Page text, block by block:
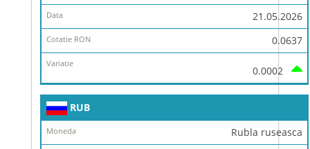
21.05.2026
0.0637
0.0002
RUB
Rubla ruseasca